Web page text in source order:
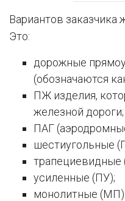
Вариантов заказчика
Это:
дорожные
(обозначаются
ПЖ изделия,
железной дороги;
ПАГ
шестиугольные
трапециевидные
усиленные (ПУ);
монолитные (МП).